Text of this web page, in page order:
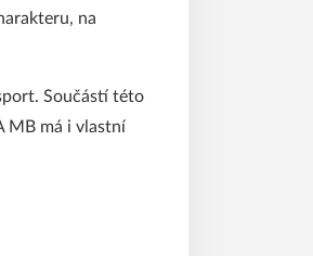
na
Součástí této
MB má i vlastní